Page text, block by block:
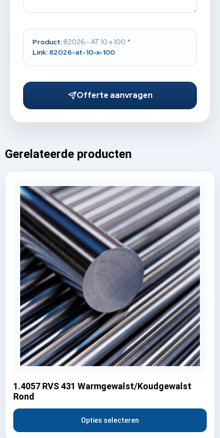
Product: 82026 - AT 10 x 100 *
Link: 82026-at-10-x-100
Offerte aanvragen
Gerelateerde producten
1.4057 RVS 431 Warmgewalst/Koudgewalst
Rond
Opties selecteren